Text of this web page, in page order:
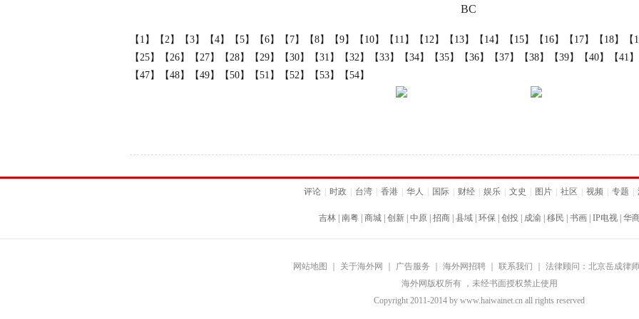
BC
【1】 【2】 【3】 【4】 【5】 【6】 【7】 【8】 【9】 【10】 【11】 【12】 【13】 【14】 【15】 【16】 【17】 【18】
【
【25】
【26】 【27】 【28】 【29】 【30】 【31】 【32】 【33】 【34】 【35】 【36】 【37】 【38】 【39】 【40】
【41】
【47】
【48】 【49】 【50】 【51】 【52】 【53】 【54】
评论 时政 台湾 香港 华人 国际 财经 娱乐 文史 图片 社区 视频 专题
吉林 南粤 商城 创新 中原 招商 县域 环保 创投 成渝 移民 书画 IP电视 华
网站地图 关于海外网 广告服务 海外网招聘 联系我们
法律顾问：北京岳成律
海外网版权所有 ，未经书面授权禁止使用
Copyright 2011-2014 by www.haiwainet.cn all rights reserved